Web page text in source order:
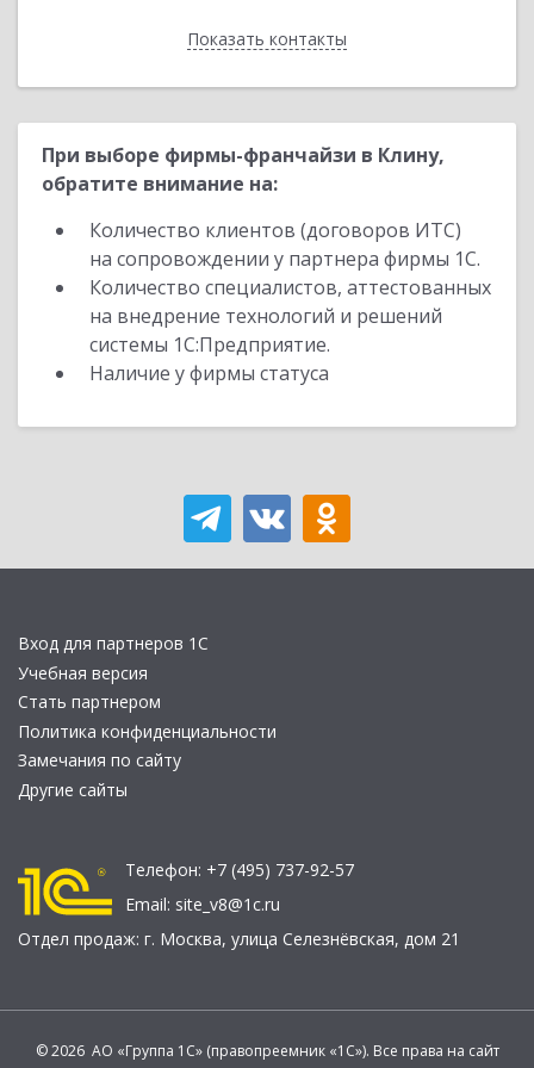
Показать контакты
Назад
При выборе фирмы-франчайзи в Клину,
обратите внимание на:
Количество клиентов (договоров ИТС)
на сопровождении у партнера фирмы 1С.
Количество специалистов, аттестованных
на внедрение технологий и решений
системы 1С:Предприятие.
Наличие у фирмы статуса
Вход для партнеров 1С
Учебная версия
Стать партнером
Политика конфиденциальности
Замечания по сайту
Другие сайты
Телефон: +7 (495) 737-92-57
Email: site_v8@1c.ru
Отдел продаж: г. Москва, улица Селезнёвская, дом 21
© 2026 АО «Группа 1С» (правопреемник «1С»). Все права на сайт